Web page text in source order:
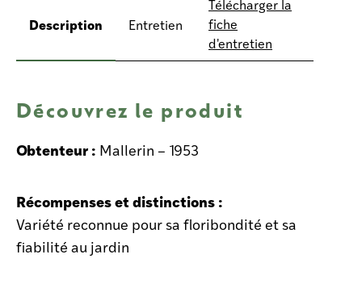
Description Entretien
Télécharger la
fiche
d'entretien
Découvrez le produit
Obtenteur : Mallerin – 1953
Récompenses et distinctions :
Variété reconnue pour sa floribondité et sa
fiabilité au jardin